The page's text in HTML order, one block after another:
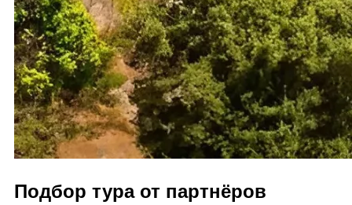
Подбор тура от партнёров